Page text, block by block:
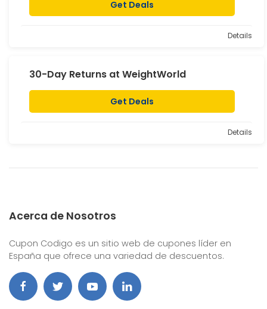
Get Deals
Details
30-Day Returns at WeightWorld
Get Deals
Details
Acerca de Nosotros
Cupon Codigo es un sitio web de cupones líder en
España que ofrece una variedad de descuentos.